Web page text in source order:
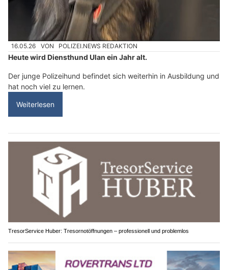
16.05.26 VON POLIZEI.NEWS REDAKTION
Heute wird Diensthund Ulan ein Jahr alt.
Der junge Polizeihund befindet sich weiterhin in Ausbildung und
hat noch viel zu lernen.
Weiterlesen
TresorService Huber: Tresornotöffnungen – professionell und problemlos